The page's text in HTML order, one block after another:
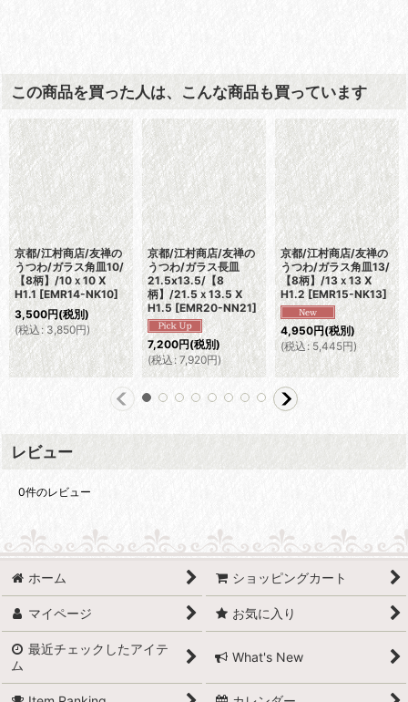
この商品を買った人は、こんな商品も買っています
京都/江村商店/友禅の
うつわ/ガラス角皿10/
【8柄】/10ｘ10 X
H1.1 [EMR14-NK10]
3,500円(税別)
(税込 : 3,850円)
京都/江村商店/友禅の
うつわ/ガラス長皿
21.5x13.5/【8
柄】/21.5ｘ13.5 X
H1.5 [EMR20-NN21]
7,200円(税別)
(税込: 7,920円)
京都/江村商店/友禅の
うつわ/ガラス角皿13/
【8柄】/13ｘ13 X
H1.2 [EMR15-NK13]
4,950円(税別)
(税込: 5,445円)
レビュー
0件のレビュー
ホーム ショッピングカート
マイページ お気に入り
最近チェックしたアイテ
ム
What's New